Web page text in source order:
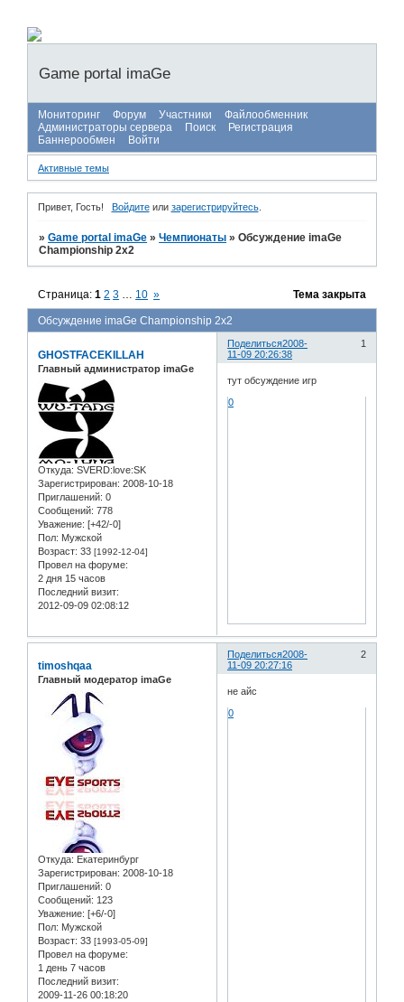
Game portal imaGe
Мониторинг Форум Участники
Файлообменник
Администраторы сервера
Поиск
Регистрация
Баннерообмен
Войти
Активные темы
Привет, Гость! Войдитеили зарегистрируйтесь.
»Game portal imaGe »Чемпионаты »Обсуждение imaGe
Championship 2x2
Обсуждение imaGe Championship 2x2
Страница:1 2 3 10 » Тема закрыта
Поделиться 1
2008-
11-09 20:26:38
GHOSTFACEKILLAH
Главный администратор imaGe
Откуда: SVERD:love:SK
Зарегистрирован: 2008-10-18
Приглашений: 0
Сообщений: 778
Уважение: [+42/-0]
Пол: Мужской
Возраст: 33 [1992-12-04]
Провел на форуме:
2 дня 15 часов
Последний визит:
2012-09-09 02:08:12
тут обсуждение игр
0
Поделиться 2
2008-
11-09 20:27:16
timoshqaa
Главный модератор imaGe
Откуда: Екатеринбург
Зарегистрирован: 2008-10-18
Приглашений: 0
Сообщений: 123
Уважение: [+6/-0]
Пол: Мужской
Возраст: 33 [1993-05-09]
Провел на форуме:
1 день 7 часов
Последний визит:
2009-11-26 00:18:20
не айс
0